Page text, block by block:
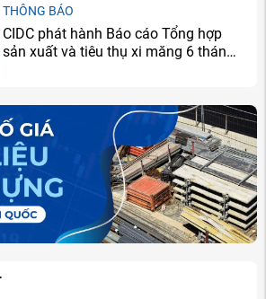
THÔNG BÁO
CIDC phát hành Báo cáo Tổng hợp
sản xuất và tiêu thụ xi măng 6 tháng